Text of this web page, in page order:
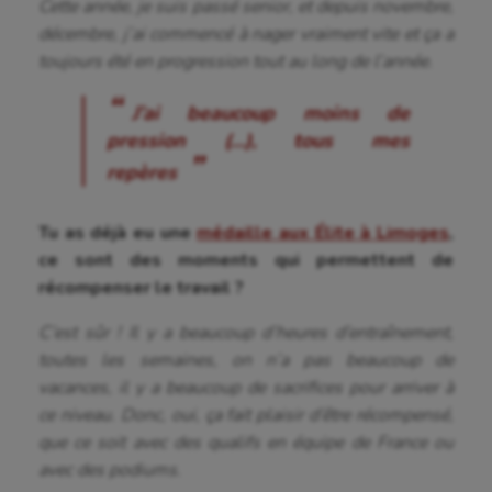
Aéronautique
Athlétisme
Auto
Aviron
Balle à la main
Ballon au poing
Cette année, je suis passé senior, et depuis novembre,
décembre, j’ai commencé à nager vraiment vite et ça a
toujours été en progression tout au long de l’année.
J’ai beaucoup moins de
pression (…), tous mes
repères
Tu as déjà eu unemédaille aux Élite à Limoges,
ce sont des moments qui permettent de
récompenser le travail ?
C’est sûr ! Il y a beaucoup d’heures d’entraînement,
toutes les semaines, on n’a pas beaucoup de
vacances, il y a beaucoup de sacrifices pour arriver à
ce niveau. Donc, oui, ça fait plaisir d’être récompensé,
que ce soit avec des qualifs en équipe de France ou
avec des podiums.